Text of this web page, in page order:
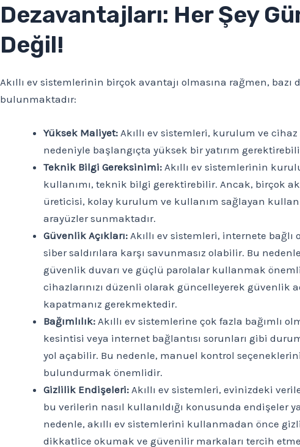
Dezavantajları: Her Şey
Değil!
Akıllı ev sistemlerinin birçok avantajı olmasına rağmen, bazı
bulunmaktadır:
Yüksek Maliyet:Akıllı ev sistemleri, kurulum ve
nedeniyle başlangıçta yüksek bir yatırım
Teknik Bilgi Gereksinimi:Akıllı ev sistemlerinin
kullanımı, teknik bilgi gerektirebilir. Ancak, birçok
üreticisi, kolay kurulum ve kullanım sağlayan
arayüzler sunmaktadır.
Güvenlik Açıkları:Akıllı ev sistemleri, internete bağlı
siber saldırılara karşı savunmasız olabilir. Bu
güvenlik duvarı ve güçlü parolalar kullanmak
cihazlarınızı düzenli olarak güncelleyerek güvenlik
kapatmanız gerekmektedir.
Bağımlılık:Akıllı ev sistemlerine çok fazla bağımlı
kesintisi veya internet bağlantısı sorunları gibi
yol açabilir. Bu nedenle, manuel kontrol
bulundurmak önemlidir.
Gizlilik Endişeleri:Akıllı ev sistemleri, evinizdeki
bu verilerin nasıl kullanıldığı konusunda endişeler
nedenle, akıllı ev sistemlerini kullanmadan önce
dikkatlice okumak ve güvenilir markaları tercih